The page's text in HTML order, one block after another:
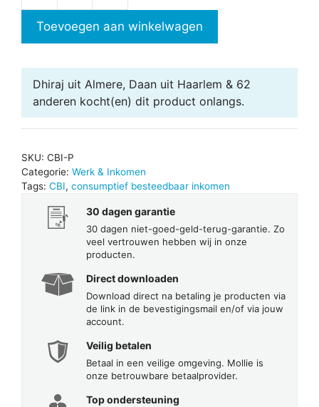
Inkomen
aantal
Toevoegen aan winkelwagen
Dhiraj uit Almere, Daan uit Haarlem & 62
anderen kocht(en) dit product onlangs.
SKU: CBI-P
Categorie: Werk & Inkomen
Tags: CBI, consumptief besteedbaar inkomen
30 dagen garantie
30 dagen niet-goed-geld-terug-garantie. Zo
veel vertrouwen hebben wij in onze
producten.
Direct downloaden
Download direct na betaling je producten via
de link in de bevestigingsmail en/of via jouw
account.
Veilig betalen
Betaal in een veilige omgeving. Mollie is
onze betrouwbare betaalprovider.
Top ondersteuning